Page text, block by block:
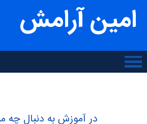
امین آرامش
در آموزش به دنبال چه